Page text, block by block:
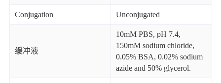
Conjugation Unconjugated
缓冲液
10mM PBS, pH 7.4,
150mM sodium chloride,
0.05% BSA, 0.02% sodium
azide and 50% glycerol.